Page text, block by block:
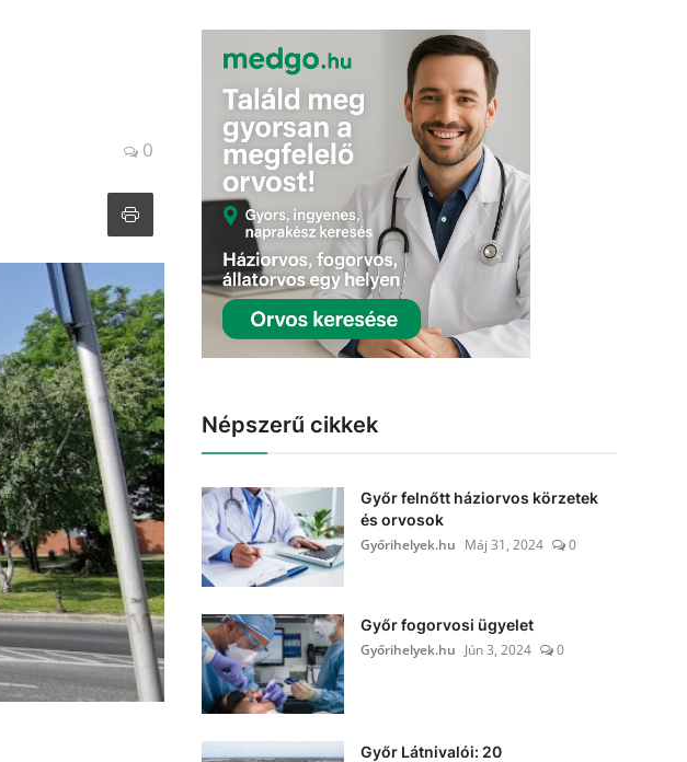
0
Népszerű cikkek
Győr felnőtt háziorvos körzetek
és orvosok
Győrihelyek.hu Máj 31, 2024 0
Győr fogorvosi ügyelet
Győrihelyek.hu Jún 3, 2024 0
Győr Látnivalói: 20